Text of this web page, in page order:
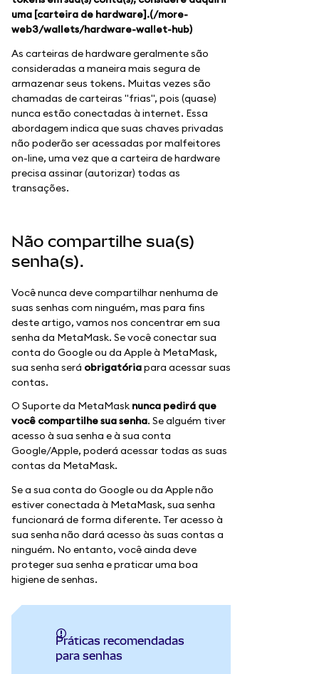
uma [carteira de hardware].(/more-
web3/wallets/hardware-wallet-hub)
As carteiras de hardware geralmente são
consideradas a maneira mais segura de
armazenar seus tokens. Muitas vezes são
chamadas de carteiras "frias", pois (quase)
nunca estão conectadas à internet. Essa
abordagem indica que suas chaves privadas
não poderão ser acessadas por malfeitores
on-line, uma vez que a carteira de hardware
precisa assinar (autorizar) todas as
transações.
Não compartilhe sua(s)
senha(s).
Você nunca deve compartilhar nenhuma de
suas senhas com ninguém, mas para fins
deste artigo, vamos nos concentrar em sua
senha da MetaMask. Se você conectar sua
conta do Google ou da Apple à MetaMask,
sua senha será obrigatóriapara acessar suas
contas.
O Suporte da MetaMask nunca pedirá que
você compartilhe sua senha. Se alguém tiver
acesso à sua senha e à sua conta
Google/Apple, poderá acessar todas as suas
contas da MetaMask.
Se a sua conta do Google ou da Apple não
estiver conectada à MetaMask, sua senha
funcionará de forma diferente. Ter acesso à
sua senha não dará acesso às suas contas a
ninguém. No entanto, você ainda deve
proteger sua senha e praticar uma boa
higiene de senhas.
Práticas recomendadas
para senhas